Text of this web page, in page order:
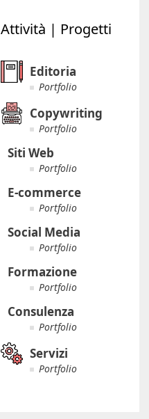
Attività | Progetti
Editoria
Portfolio
Copywriting
Portfolio
Siti Web
Portfolio
E-commerce
Portfolio
Social Media
Portfolio
Formazione
Portfolio
Consulenza
Portfolio
Servizi
Portfolio